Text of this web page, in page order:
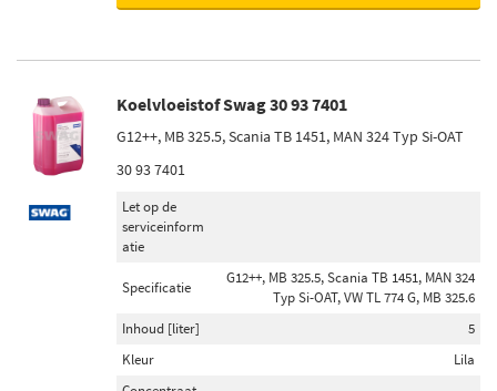
Koelvloeistof Swag 30 93 7401
G12++, MB 325.5, Scania TB 1451, MAN 324 Typ Si-OAT
30 93 7401
Let op de
serviceinform
atie
Specificatie
G12++, MB 325.5, Scania TB 1451, MAN 324
Typ Si-OAT, VW TL 774 G, MB 325.6
Inhoud [liter]
5
Kleur
Lila